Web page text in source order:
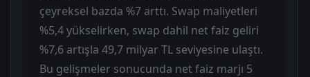
çeyreksel bazda %7 arttı. Swap maliyetleri
%5,4 yükselirken, swap dahil net faiz geliri
%7,6 artışla 49,7 milyar TL seviyesine ulaştı.
Bu gelişmeler sonucunda net faiz marjı 5